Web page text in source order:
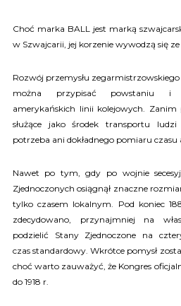
Choć marka BALL jest marką
w Szwajcarii, jej korzenie wywodzą się
Rozwój przemysłu
można przypisać powstaniu i
amerykańskich linii kolejowych. Zanim
służące jako środek transportu
potrzeba ani dokładnego pomiaru czasu
Nawet po tym, gdy po wojnie
Zjednoczonych osiągnął znaczne
tylko czasem lokalnym. Pod koniec
zdecydowano, przynajmniej na
podzielić Stany Zjednoczone na
czas standardowy. Wkrótce pomysł
choć warto zauważyć, że Kongres
do 1918 r.